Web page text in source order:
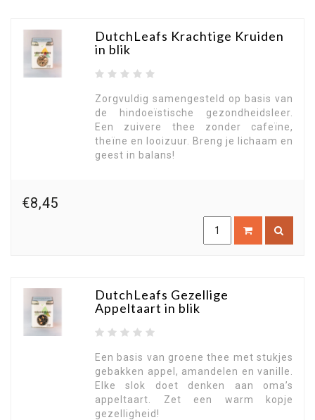
DutchLeafs Krachtige Kruiden
in blik
Zorgvuldig samengesteld op basis van
de hindoeïstische gezondheidsleer.
Een zuivere thee zonder cafeïne,
theïne en looizuur. Breng je lichaam en
geest in balans!
€8,45
DutchLeafs Gezellige
Appeltaart in blik
Een basis van groene thee met stukjes
gebakken appel, amandelen en vanille.
Elke slok doet denken aan oma’s
appeltaart. Zet een warm kopje
gezelligheid!